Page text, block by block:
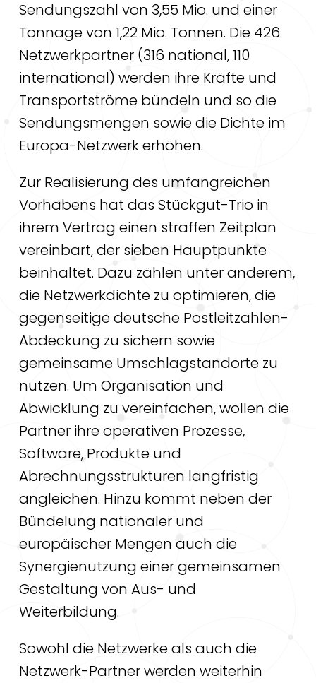
Sendungszahl von 3,55 Mio. und einer
Tonnage von 1,22 Mio. Tonnen. Die 426
Netzwerkpartner (316 national, 110
international) werden ihre Kräfte und
Transportströme bündeln und so die
Sendungsmengen sowie die Dichte im
Europa-Netzwerk erhöhen.
Zur Realisierung des umfangreichen
Vorhabens hat das Stückgut-Trio in
ihrem Vertrag einen straffen Zeitplan
vereinbart, der sieben Hauptpunkte
beinhaltet. Dazu zählen unter anderem,
die Netzwerkdichte zu optimieren, die
gegenseitige deutsche Postleitzahlen-
Abdeckung zu sichern sowie
gemeinsame Umschlagstandorte zu
nutzen. Um Organisation und
Abwicklung zu vereinfachen, wollen die
Partner ihre operativen Prozesse,
Software, Produkte und
Abrechnungsstrukturen langfristig
angleichen. Hinzu kommt neben der
Bündelung nationaler und
europäischer Mengen auch die
Synergienutzung einer gemeinsamen
Gestaltung von Aus- und
Weiterbildung.
Sowohl die Netzwerke als auch die
Netzwerk-Partner werden weiterhin